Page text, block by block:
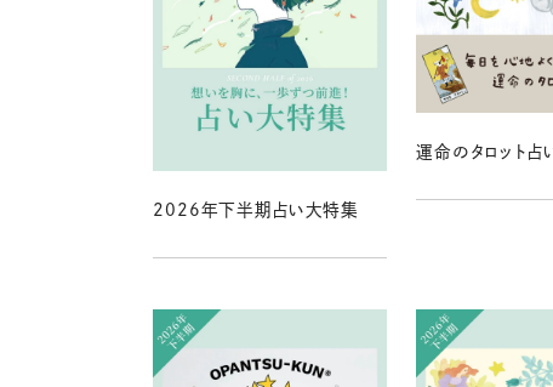
2026年下半期占い大特集
運命のタロット占